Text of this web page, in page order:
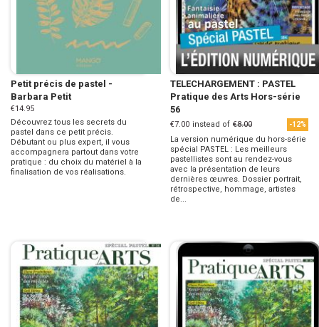
Petit précis de pastel -
Barbara Petit
€14.95
Découvrez tous les secrets du
pastel dans ce petit précis.
Débutant ou plus expert, il vous
accompagnera partout dans votre
pratique : du choix du matériel à la
finalisation de vos réalisations.
TELECHARGEMENT : PASTEL
Pratique des Arts Hors-série
56
€7.00 instead of €8.00 -12%
La version numérique du hors-série
spécial PASTEL : Les meilleurs
pastellistes sont au rendez-vous
avec la présentation de leurs
dernières œuvres. Dossier portrait,
rétrospective, hommage, artistes
de...